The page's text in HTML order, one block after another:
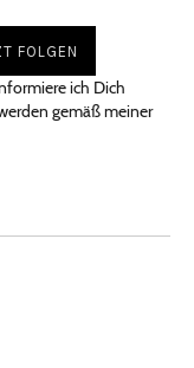
ich Dich
gemäß meiner